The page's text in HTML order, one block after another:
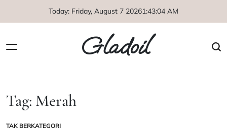
Today: Friday, August 7 20261:43:04 AM
Gladoil
Tag: Merah
POSTED
TAK BERKATEGORI